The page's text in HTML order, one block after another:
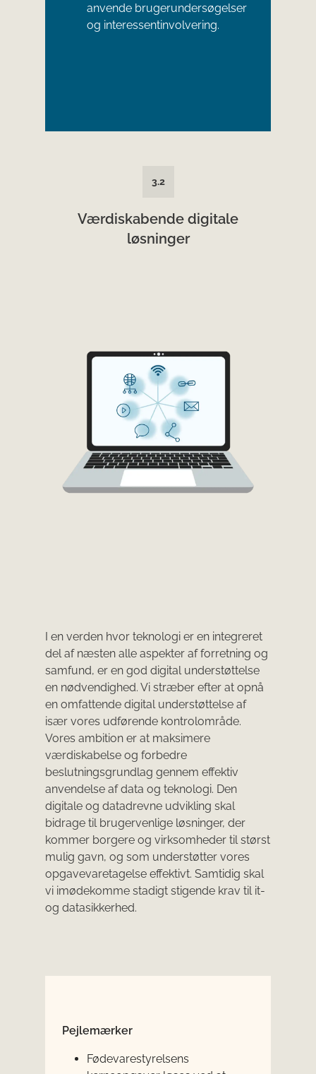
anvende brugerundersøgelser
og interessentinvolvering.
3.2
Værdiskabende digitale
løsninger
I en verden hvor teknologi er en integreret
del af næsten alle aspekter af forretning og
samfund, er en god digital understøttelse
en nødvendighed. Vi stræber efter at opnå
en omfattende digital understøttelse af
især vores udførende kontrolområde.
Vores ambition er at maksimere
værdiskabelse og forbedre
beslutningsgrundlag gennem effektiv
anvendelse af data og teknologi. Den
digitale og datadrevne udvikling skal
bidrage til brugervenlige løsninger, der
kommer borgere og virksomheder til størst
mulig gavn, og som understøtter vores
opgavevaretagelse effektivt. Samtidig skal
vi imødekomme stadigt stigende krav til it-
og datasikkerhed.
Pejlemærker
Fødevarestyrelsens